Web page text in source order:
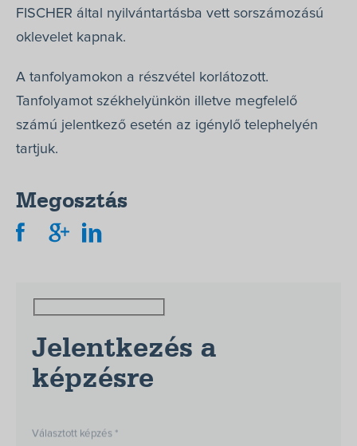
FISCHER által nyilvántartásba vett sorszámozású
oklevelet kapnak.
A tanfolyamokon a részvétel korlátozott.
Tanfolyamot székhelyünkön illetve megfelelő
számú jelentkező esetén az igénylő telephelyén
tartjuk.
Megosztás
Jelentkezés a
képzésre
Választott képzés *